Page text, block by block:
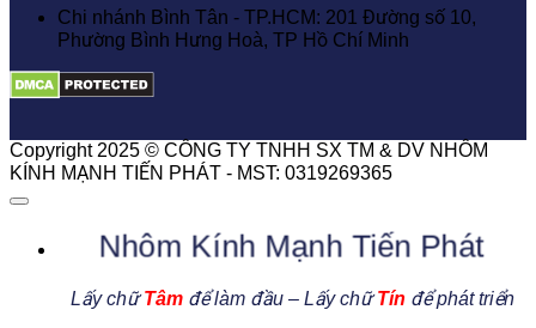
Chi nhánh Bình Tân - TP.HCM: 201 Đường số 10,
Phường Bình Hưng Hoà, TP Hồ Chí Minh
Copyright 2025 © CÔNG TY TNHH SX TM & DV NHÔM
KÍNH MẠNH TIẾN PHÁT - MST: 0319269365
Nhôm Kính Mạnh Tiến Phát
Lấy chữTâmđể làm đầu – Lấy chữTín để phát triển